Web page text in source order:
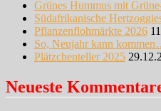
Grünes Hummus mit
Südafrikanische
Pflanzenflohmärkte 2026
So, Neujahr kann
Plätzchenteller 2025
Neueste